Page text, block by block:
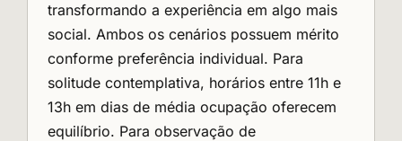
transformando a experiência em algo mais
social. Ambos os cenários possuem mérito
conforme preferência individual. Para
solitude contemplativa, horários entre 11h e
13h em dias de média ocupação oferecem
equilíbrio. Para observação de